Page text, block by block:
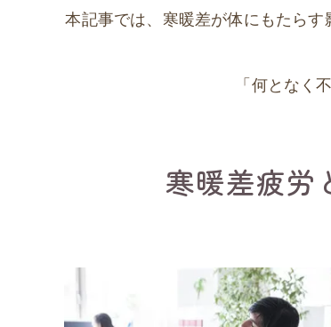
本記事では、寒暖差が体にもたら
「何となく
寒暖差疲労